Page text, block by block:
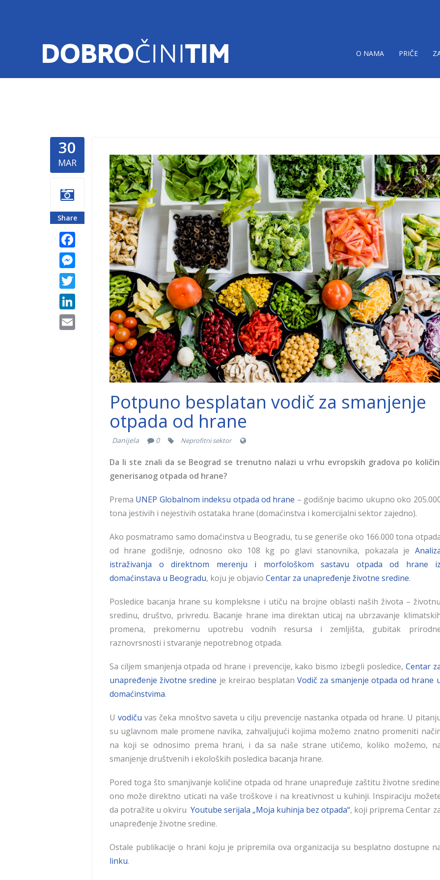
O NAMA PRIČE
30
MAR
Share
Messenger
smanjenje-otpada-od-hrane-
dobrocinitim.png
Potpuno besplatan vodič za smanjenje
otpada od hrane
Danijela 0 Neprofitni sektor
Da li ste znali da se Beograd se trenutno nalazi u vrhu evropskih gradova po
generisanog otpada od hrane?
Prema UNEP Globalnom indeksu otpada od hrane – godišnje bacimo ukupno oko
tona jestivih i nejestivih ostataka hrane (domaćinstva i komercijalni sektor zajedno).
Ako posmatramo samo domaćinstva u Beogradu, tu se generiše oko 166.000 tona
od hrane godišnje, odnosno oko 108 kg po glavi stanovnika, pokazala je
istraživanja o direktnom merenju i morfološkom sastavu otpada od hrane iz
domaćinstava u Beogradu, koju je objavio Centar za unapređenje životne sredine.
Posledice bacanja hrane su kompleksne i utiču na brojne oblasti naših života – životnu
sredinu, društvo, privredu. Bacanje hrane ima direktan uticaj na ubrzavanje
promena, prekomernu upotrebu vodnih resursa i zemljišta, gubitak
raznovrsnosti i stvaranje nepotrebnog otpada.
Sa ciljem smanjenja otpada od hrane i prevencije, kako bismo izbegli posledice, Centar
unapređenje životne sredine je kreirao besplatanVodič za smanjenje otpada od hrane
domaćinstvima.
U vodiču vas čeka mnoštvo saveta u cilju prevencije nastanka otpada od hrane. U
su uglavnom male promene navika, zahvaljujući kojima možemo znatno promeniti
na koji se odnosimo prema hrani, i da sa naše strane utičemo, koliko možemo,
smanjenje društvenih i ekoloških posledica bacanja hrane.
Pored toga što smanjivanje količine otpada od hrane unapređuje zaštitu životne
ono može direktno uticati na vaše troškove i na kreativnost u kuhinji. Inspiraciju
da potražite u okviruYoutube serijala „Moja kuhinja bez otpada“, koji priprema Centar
unapređenje životne sredine.
Ostale publikacije o hrani koju je pripremila ova organizacija su besplatno dostupne
linku.